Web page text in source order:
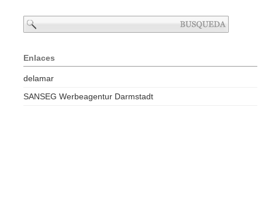
Enlaces
delamar
SANSEG Werbeagentur Darmstadt